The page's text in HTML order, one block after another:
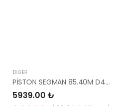
DIĞER
PİSTON SEGMAN 85.40M D4HBSANTAFE / SORENTO XM 2.2 87-71172-GOETZE
5939.00 ₺